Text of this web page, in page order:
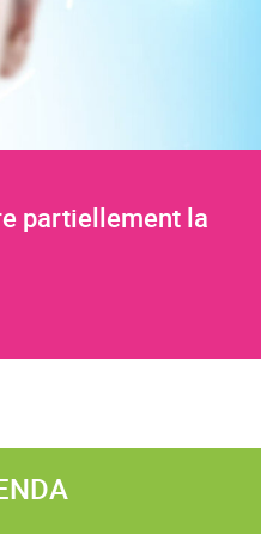
partiellement la